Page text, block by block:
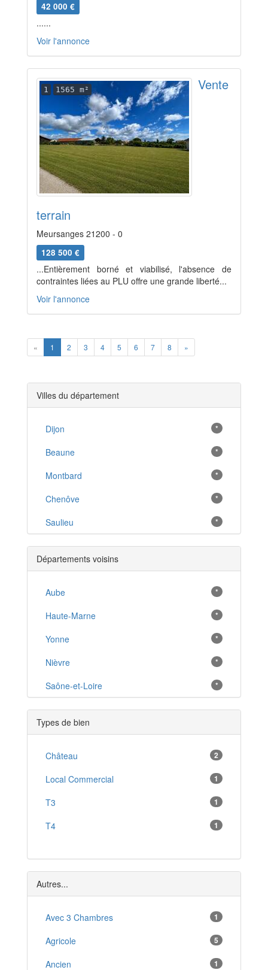
42 000 €
......
Voir l'annonce
1 1565 m² Vente
terrain
Meursanges 21200 - 0
128 500 €
...Entièrement borné et viabilisé, l'absence de
contraintes liées au PLU offre une grande liberté...
Voir l'annonce
« Previous
1 2 3 4 5 6 7 8 »
Villes du département
Dijon *
Beaune *
Montbard *
Chenôve *
Saulieu *
Semur-en-Auxois *
Nolay *
Seurre *
Talant *
Châtillon-sur-Seine *
Nuits-Saint-Georges *
Auxonne *
Genlis *
Is-sur-Tille *
Pontailler-sur-Saône *
Chevigny-Saint-Sauveur *
Longvic *
Rouvray *
Selongey *
Départements voisins
Aube *
Haute-Marne *
Yonne *
Nièvre *
Saône-et-Loire *
Types de bien
Château 2
Local Commercial 1
T3 1
T4 1
Autres...
Avec 3 Chambres 1
Agricole 5
Ancien 1